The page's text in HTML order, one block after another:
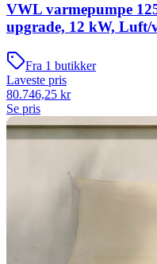
VWL varmepumpe
upgrade, 12 kW, Luft/
Fra 1 butikker
Laveste pris
80.746,25 kr
Se pris